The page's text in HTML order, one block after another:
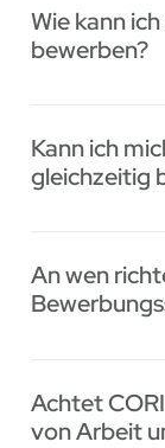
Wie kann
bewerben?
Kann ich
gleichzeitig
An wen
Achtet
von Arbeit